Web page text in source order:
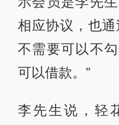
相应协议，也
不需要可以不
可以借款。”
李先生说，轻